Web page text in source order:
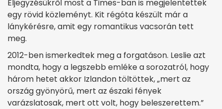
Eljegyzésükről most a Times-ban is megjelentettek
egy rövid közleményt. Kit régóta készült már a
lánykérésre, amit egy romantikus vacsorán tett
meg.
2012-ben ismerkedtek meg a forgatáson. Leslie azt
mondta, hogy a legszebb emléke a sorozatról, hogy
három hetet akkor Izlandon töltöttek, „mert az
ország gyönyörű, mert az északi fények
varázslatosak, mert ott volt, hogy beleszerettem.”